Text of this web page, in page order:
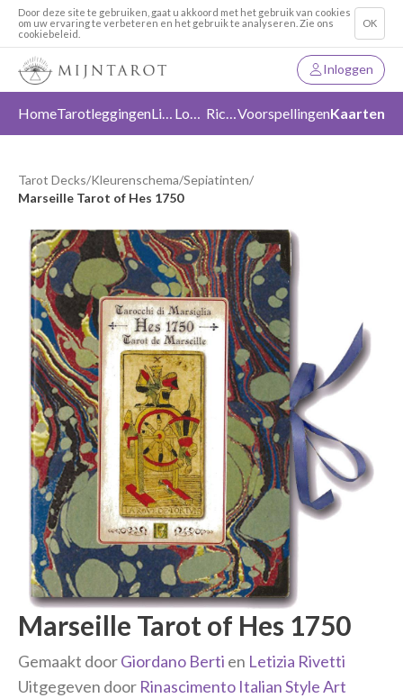
Door deze site te gebruiken, gaat u akkoord met het gebruik van cookies
om uw ervaring te verbeteren en het gebruik te analyseren. Zie ons
cookiebeleid.
OK
Inloggen
HomeTarotleggingen Liefde Loslaten RichtingVoorspellingenKaarten
Tarot Decks/Kleurenschema/Sepiatinten/
Marseille Tarot of Hes 1750
Marseille Tarot of Hes 1750
Gemaakt doorGiordano Berti en Letizia Rivetti
Uitgegeven door Rinascimento Italian Style Art